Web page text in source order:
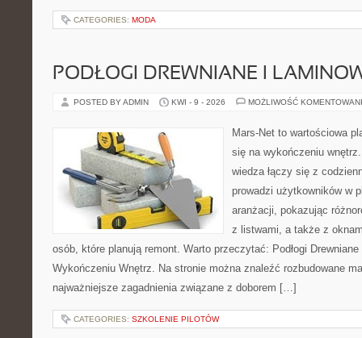
CATEGORIES: MODA
PODŁOGI DREWNIANE I
POSTED BY ADMIN KWI - 9 - 2026 MOŻLIWOŚĆ
Mars-Net to wartościowa
się na wykończeniu
wiedza łączy się z
prowadzi użytkowników w
aranżacji, pokazując
z listwami, a także z
osób, które planują remont. Warto przeczytać: Podłogi
Wykończeniu Wnętrz. Na stronie można znaleźć rozbudowane
najważniejsze zagadnienia związane z doborem […]
CATEGORIES: SZKOLENIE PILOTÓW